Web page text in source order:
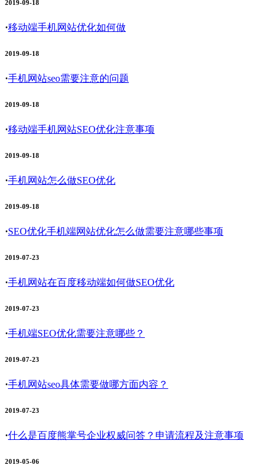
2019-09-18
·移动端手机网站优化如何做
2019-09-18
·手机网站seo需要注意的问题
2019-09-18
·移动端手机网站SEO优化注意事项
2019-09-18
·手机网站怎么做SEO优化
2019-09-18
·SEO优化手机端网站优化怎么做需要注意哪些事项
2019-07-23
·手机网站在百度移动端如何做SEO优化
2019-07-23
·手机端SEO优化需要注意哪些？
2019-07-23
·手机网站seo具体需要做哪方面内容？
2019-07-23
·什么是百度熊掌号企业权威问答？申请流程及注意事项
2019-05-06